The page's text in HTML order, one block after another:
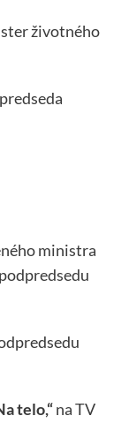
životného
ministra
telo,“na TV